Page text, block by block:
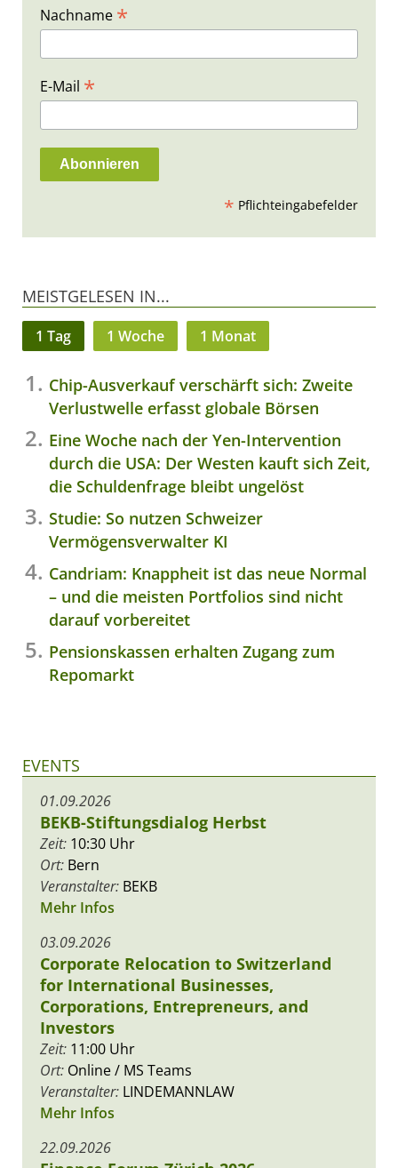
Nachname *
E-Mail *
* Pflichteingabefelder
MEISTGELESEN IN...
1 Tag 1 Woche 1 Monat
Chip-Ausverkauf verschärft sich: Zweite
Verlustwelle erfasst globale Börsen
Eine Woche nach der Yen-Intervention
durch die USA: Der Westen kauft sich Zeit,
die Schuldenfrage bleibt ungelöst
Studie: So nutzen Schweizer
Vermögensverwalter KI
Candriam: Knappheit ist das neue Normal
– und die meisten Portfolios sind nicht
darauf vorbereitet
Pensionskassen erhalten Zugang zum
Repomarkt
EVENTS
01.09.2026
BEKB-Stiftungsdialog Herbst
Zeit: 10:30 Uhr
Ort: Bern
Veranstalter: BEKB
Mehr Infos
03.09.2026
Corporate Relocation to Switzerland
for International Businesses,
Corporations, Entrepreneurs, and
Investors
Zeit: 11:00 Uhr
Ort: Online / MS Teams
Veranstalter: LINDEMANNLAW
Mehr Infos
22.09.2026